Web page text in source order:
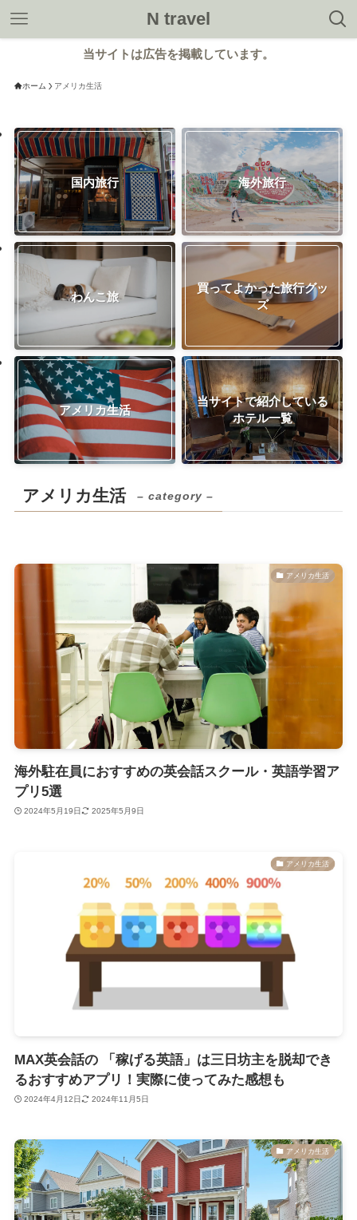
N travel
当サイトは広告を掲載しています。
ホーム アメリカ生活
国内旅行 海外旅行
わんこ旅
買ってよかった旅行グッ
ズ
アメリカ生活
当サイトで紹介している
ホテル一覧
アメリカ生活 – category –
アメリカ生活
海外駐在員におすすめの英会話スクール・英語学習ア
プリ5選
2024年5月19日 2025年5月9日
アメリカ生活
MAX英会話の 「稼げる英語」は三日坊主を脱却でき
るおすすめアプリ！実際に使ってみた感想も
2024年4月12日 2024年11月5日
アメリカ生活